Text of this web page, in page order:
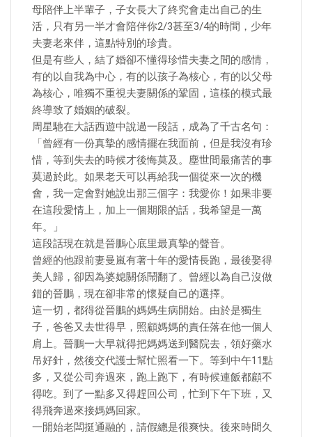
母陪伴上半輩子，子女長大了終究會走出自己的生
活，只有另一半才會陪伴你2/3甚至3/4的時間，少年
夫妻老來伴，這點特別的珍貴。
但是有些人，結了婚卻不懂得珍惜夫妻之間的感情，
有的以自我為中心，有的以孩子為核心，有的以父母
為核心，唯獨不重視夫妻關係的鞏固，這樣的模式最
終導致了婚姻的破裂。
周星馳在大話西遊中說過一段話，成為了千古名句：
「曾經有一份真摯的感情擺在我面前，但是我沒有珍
惜，等到失去的時候才後悔莫及。塵世間最痛苦的事
莫過於此。如果老天可以再給我一個從來一次的機
會，我一定會對她說出那三個字：我愛你！如果非要
在這段愛情上，加上一個期限的話，我希望是一萬
年。」
這段話現在就是晉鵬心底里最真摯的聲音。
曾經的他跟前妻曼嵐有著十年的愛情長跑，最後娶得
美人歸，卻因為婆媳關係鬧翻了。曾經以為自己沒做
錯的晉鵬，現在卻非常的懷疑自己的選擇。
這一切，都得從晉鵬的媽媽生病開始。由於是獨生
子，爸爸又去世得早，照顧媽媽的責任落在他一個人
肩上。晉鵬一大早就得把媽媽送到醫院去，領好藥水
吊好針，然後交代護士幫忙照看一下。等到中午11點
多，又從公司奔過來，跑上跑下，有時候連飯都顧不
得吃。到了一點多又得趕回公司，忙到下午下班，又
得飛奔過來接媽媽回家。
一開始老闆挺通融的，請假總是很爽快。後來時間久